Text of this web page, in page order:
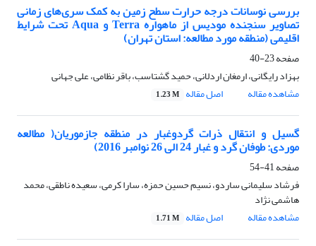
بررسی نوسانات درجه حرارت سطح زمین به کمک سری‌های زمانی
تصاویر سنجنده مودیس از ماهواره Terra و Aqua تحت شرایط
اقلیمی (منطقه مورد مطالعه: استان تهران)
صفحه23-40
بهزاد رایگانی، ارمغان اردلانی، حمید گشتاسب، باقر نظامی، علی جهانی
مشاهده مقاله
اصل مقاله 1.23 M
گسیل و انتقال ذرات گردوغبار در منطقه جازموریان( مطالعه
موردی: طوفان گرد و غبار 24 الی 26 نوامبر 2016)
صفحه41-54
فرشاد سلیمانی ساردو، نسیم حسین حمزه، سارا کرمی، سعیده ناطقی، محمد
هاشمی نژاد
مشاهده مقاله
اصل مقاله 1.71 M